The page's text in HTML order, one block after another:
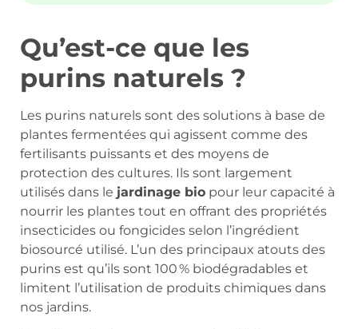
Qu’est-ce que les
purins naturels ?
Les purins naturels sont des solutions à base de
plantes fermentées qui agissent comme des
fertilisants puissants et des moyens de
protection des cultures. Ils sont largement
utilisés dans le jardinage bio pour leur capacité à
nourrir les plantes tout en offrant des propriétés
insecticides ou fongicides selon l’ingrédient
biosourcé utilisé. L’un des principaux atouts des
purins est qu’ils sont 100 % biodégradables et
limitent l’utilisation de produits chimiques dans
nos jardins.